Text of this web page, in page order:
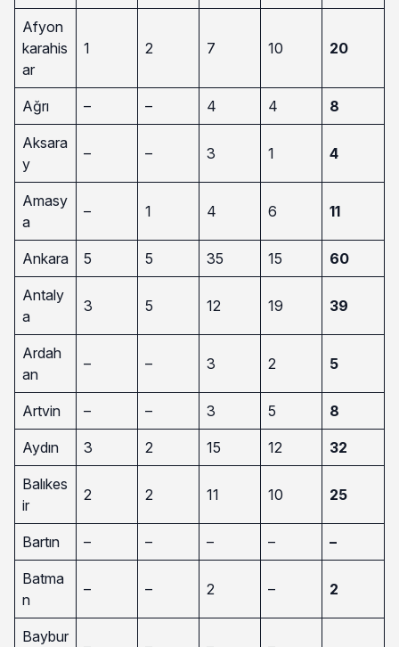
Afyon
karahis
ar
1 2 7 10 20
Ağrı – – 4 4 8
Aksara
y
– – 3 1 4
Amasy
a
– 1 4 6 11
Ankara 5 5 35 15 60
Antaly
a
3 5 12 19 39
Ardah
an
– – 3 2 5
Artvin – – 3 5 8
Aydın 3 2 15 12 32
Balıkes
ir
2 2 11 10 25
Bartın – – – – –
Batma
n
– – 2 – 2
Baybur